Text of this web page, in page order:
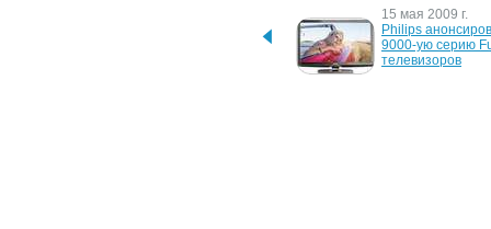
Philips представил новую
15 мая 2009 г.
Philips
9000-ую серию
телевизоров